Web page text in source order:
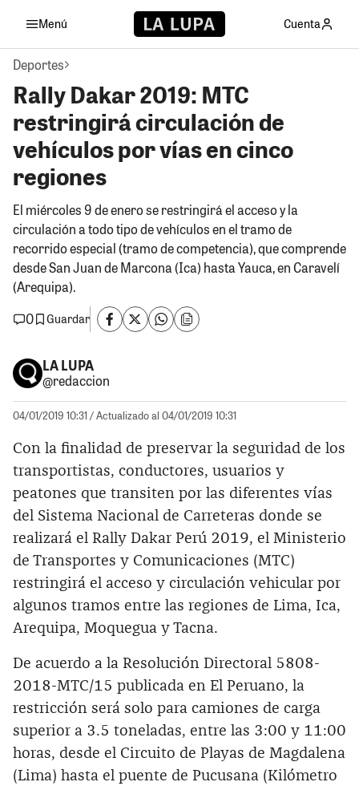
Menú Cuenta
Deportes
Rally Dakar 2019: MTC
restringirá circulación de
vehículos por vías en cinco
regiones
El miércoles 9 de enero se restringirá el acceso y la
circulación a todo tipo de vehículos en el tramo de
recorrido especial (tramo de competencia), que comprende
desde San Juan de Marcona (Ica) hasta Yauca, en Caravelí
(Arequipa).
0
Guardar
LA LUPA
@redaccion
04/01/2019 10:31 / Actualizado al 04/01/2019 10:31
Con la finalidad de preservar la seguridad de los
transportistas, conductores, usuarios y
peatones que transiten por las diferentes vías
del Sistema Nacional de Carreteras donde se
realizará el Rally Dakar Perú 2019, el Ministerio
de Transportes y Comunicaciones (MTC)
restringirá el acceso y circulación vehicular por
algunos tramos entre las regiones de Lima, Ica,
Arequipa, Moquegua y Tacna.
De acuerdo a la Resolución Directoral 5808-
2018-MTC/15 publicada en El Peruano, la
restricción será solo para camiones de carga
superior a 3.5 toneladas, entre las 3:00 y 11:00
horas, desde el Circuito de Playas de Magdalena
(Lima) hasta el puente de Pucusana (Kilómetro